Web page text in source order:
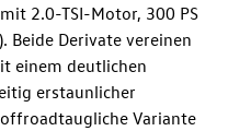
2.0-TSI-Motor, 300 PS
Beide Derivate vereinen
einem deutlichen
erstaunlicher
Variante